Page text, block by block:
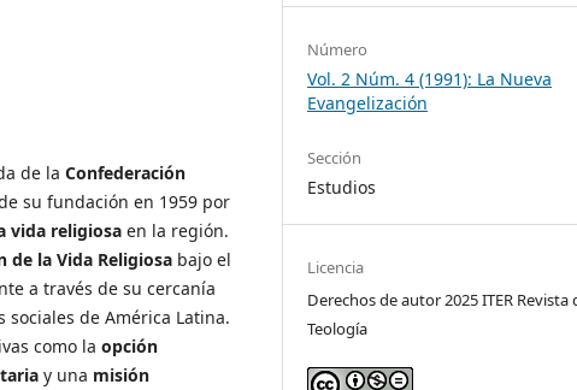
de la Confederación
su fundación en 1959 por
vida religiosa en la región.
de la Vida Religiosa bajo el
a través de su cercanía
sociales de América Latina.
como la opción
y una misión
Número
Vol. 2 Núm. 4 (1991): La Nueva
Evangelización
Sección
Estudios
Licencia
Derechos de autor 2025 ITER Revista
Teología